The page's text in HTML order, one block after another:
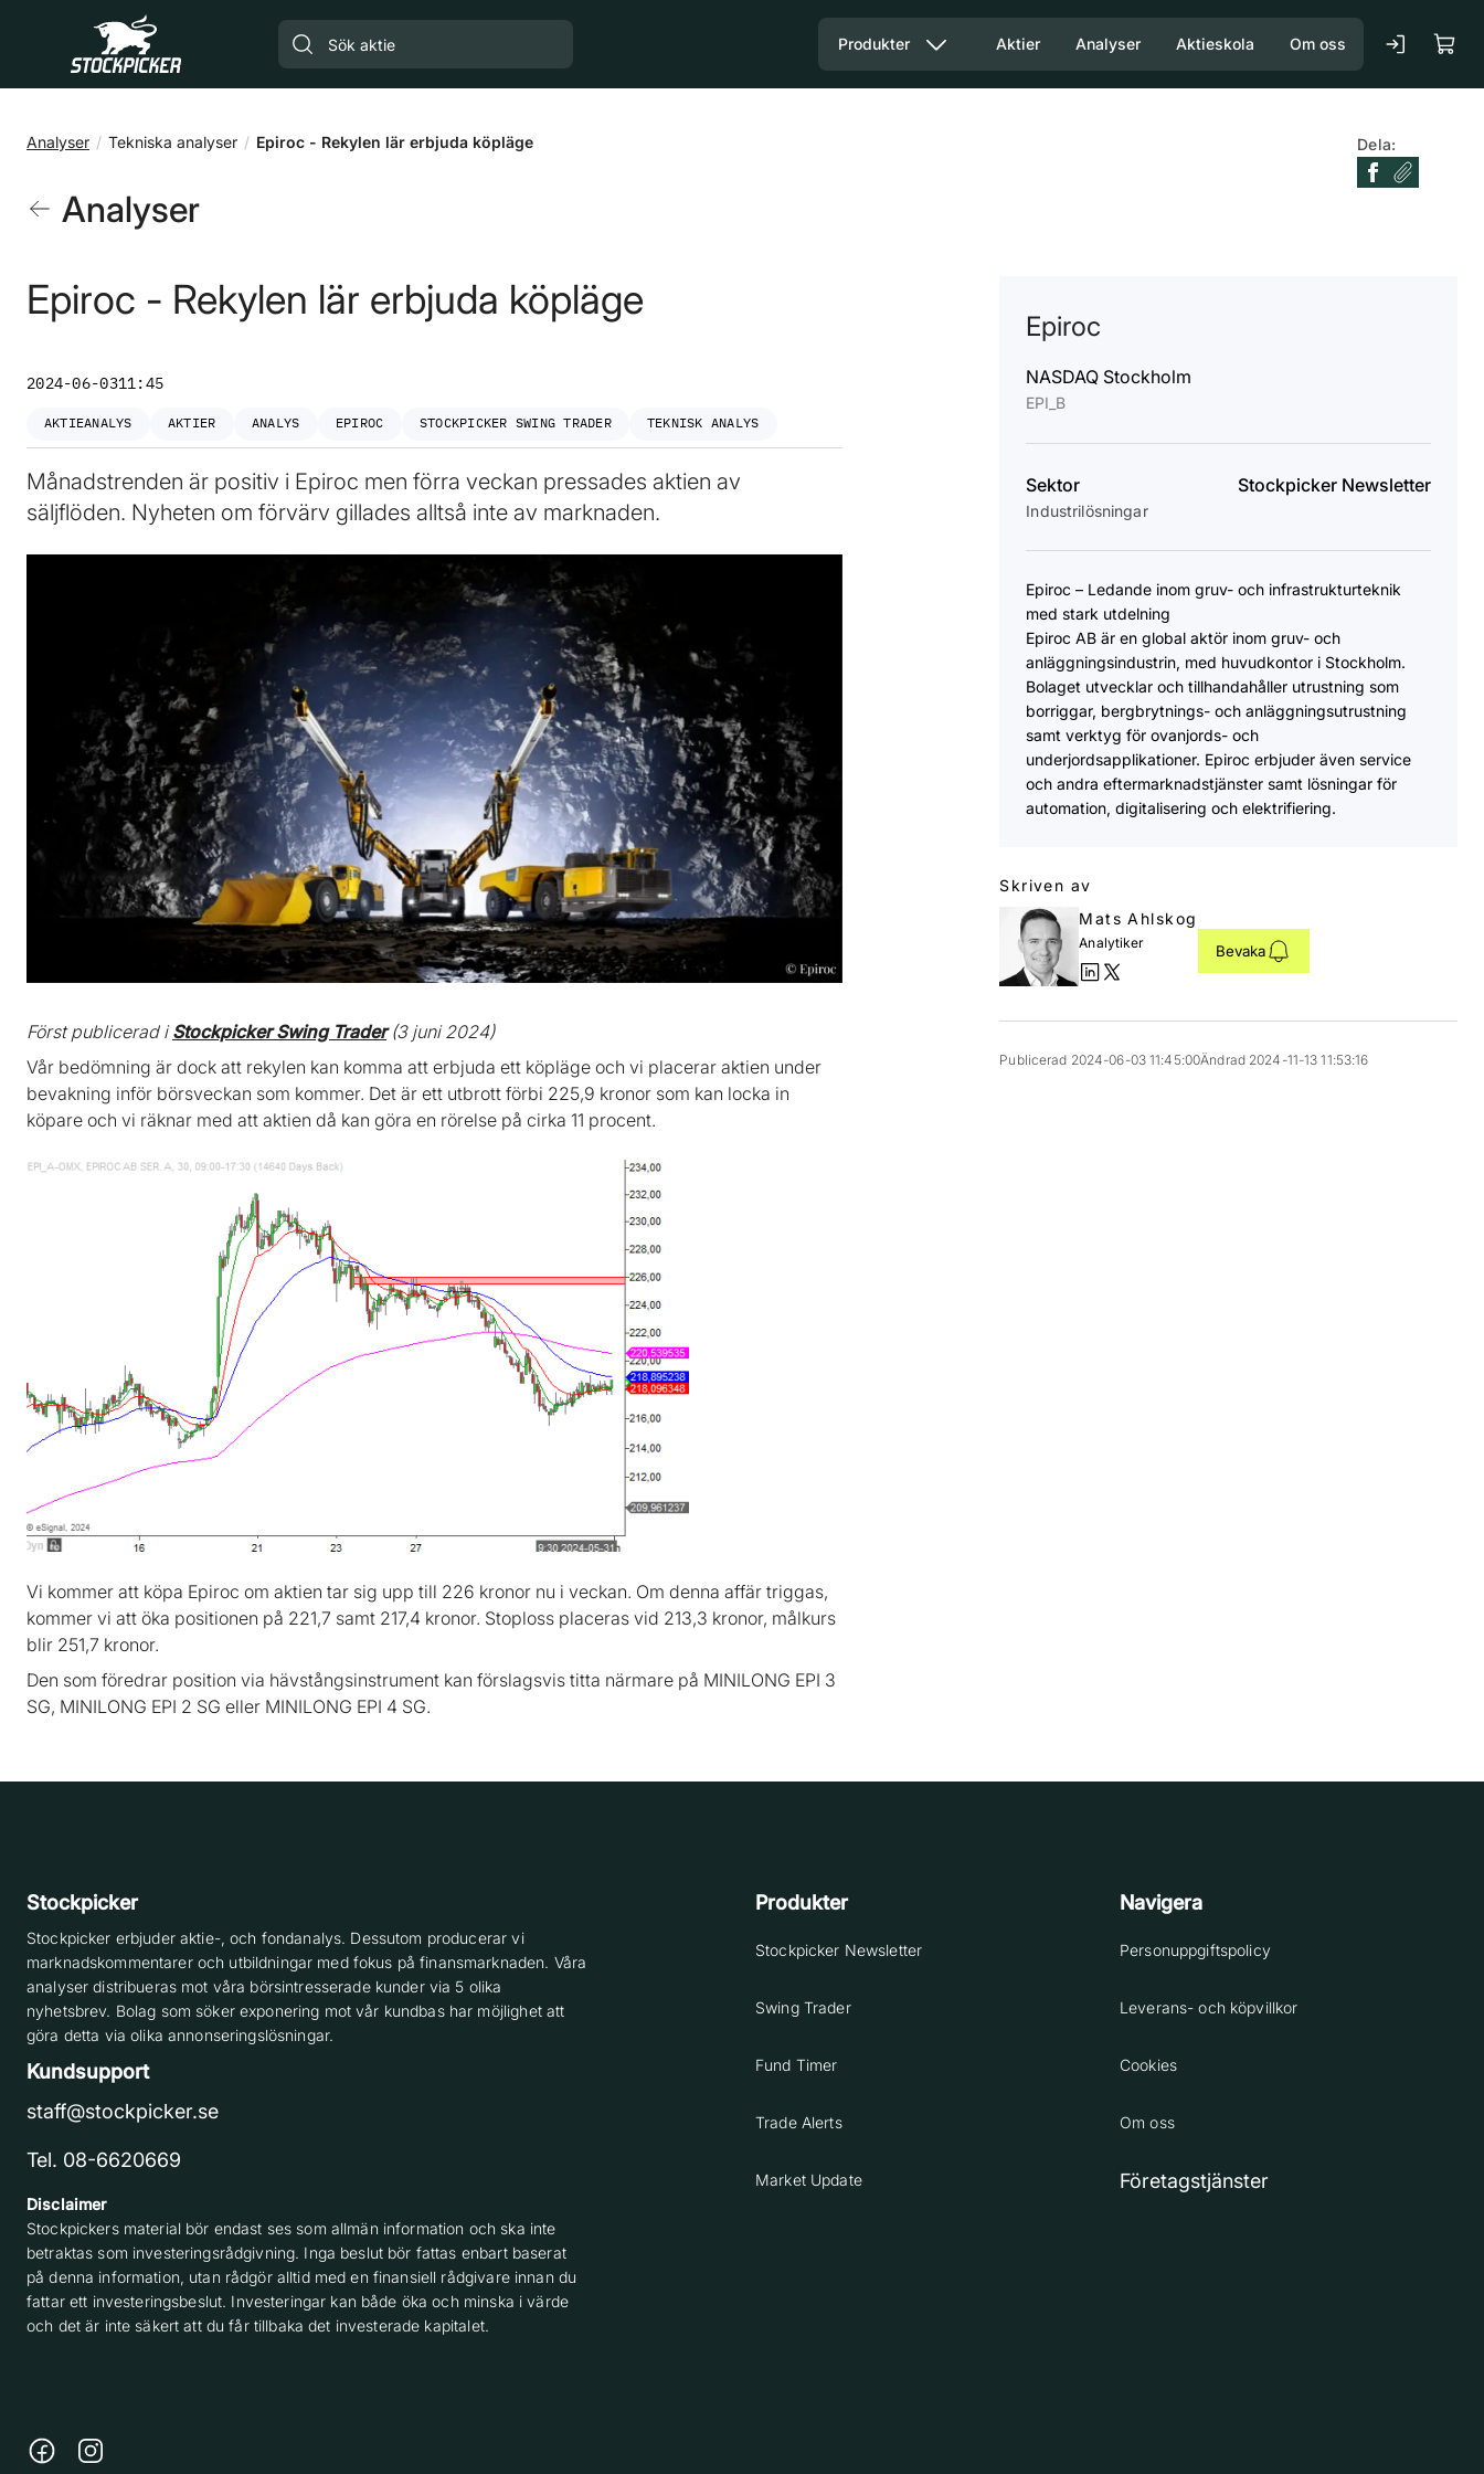
Gå till huvudinnehåll
Produkter Aktier Analyser Aktieskola Om oss
Analyser Tekniska analyser Epiroc - Rekylen lär erbjuda köpläge Dela:
Analyser
Epiroc - Rekylen lär erbjuda köpläge
2024-06-0311:45
AKTIEANALYS AKTIER ANALYS EPIROC STOCKPICKER SWING TRADER TEKNISK ANALYS
Månadstrenden är positiv i Epiroc men förra veckan pressades aktien av
säljflöden. Nyheten om förvärv gillades alltså inte av marknaden.
Först publicerad iStockpicker Swing Trader(3 juni 2024)
Vår bedömning är dock att rekylen kan komma att erbjuda ett köpläge och vi placerar aktien under
bevakning inför börsveckan som kommer. Det är ett utbrott förbi 225,9 kronor som kan locka in
köpare och vi räknar med att aktien då kan göra en rörelse på cirka 11 procent.
Vi kommer att köpa Epiroc om aktien tar sig upp till 226 kronor nu i veckan. Om denna affär triggas,
kommer vi att öka positionen på 221,7 samt 217,4 kronor. Stoploss placeras vid 213,3 kronor, målkurs
blir 251,7 kronor.
Den som föredrar position via hävstångsinstrument kan förslagsvis titta närmare på MINILONG EPI 3
SG, MINILONG EPI 2 SG eller MINILONG EPI 4 SG.
Epiroc
NASDAQ Stockholm
EPI_B
Sektor
Industrilösningar
Stockpicker Newsletter
Epiroc – Ledande inom gruv- och infrastrukturteknik
med stark utdelning
Epiroc AB är en global aktör inom gruv- och
anläggningsindustrin, med huvudkontor i Stockholm.
Bolaget utvecklar och tillhandahåller utrustning som
borriggar, bergbrytnings- och anläggningsutrustning
samt verktyg för ovanjords- och
underjordsapplikationer. Epiroc erbjuder även service
och andra eftermarknadstjänster samt lösningar för
automation, digitalisering och elektrifiering.
Skriven av
Mats Ahlskog
Analytiker Bevaka
Publicerad 2024-06-03 11:45:00Ändrad 2024-11-13 11:53:16
Stockpicker
Stockpicker erbjuder aktie-, och fondanalys. Dessutom producerar vi
marknadskommentarer och utbildningar med fokus på finansmarknaden. Våra
analyser distribueras mot våra börsintresserade kunder via 5 olika
nyhetsbrev. Bolag som söker exponering mot vår kundbas har möjlighet att
göra detta via olika annonseringslösningar.
Kundsupport
staff@stockpicker.se
Tel. 08-6620669
Disclaimer
Stockpickers material bör endast ses som allmän information och ska inte
betraktas som investeringsrådgivning. Inga beslut bör fattas enbart baserat
på denna information, utan rådgör alltid med en finansiell rådgivare innan du
fattar ett investeringsbeslut. Investeringar kan både öka och minska i värde
och det är inte säkert att du får tillbaka det investerade kapitalet.
Produkter
Stockpicker Newsletter
Swing Trader
Fund Timer
Trade Alerts
Market Update
Navigera
Personuppgiftspolicy
Leverans- och köpvillkor
Cookies
Om oss
Företagstjänster